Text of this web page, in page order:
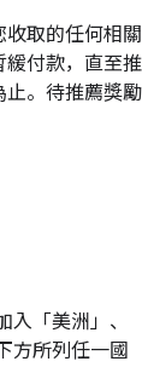
取的任何相關
緩付款，直至推
止。待推薦獎勵
「美洲」、
方所列任一國